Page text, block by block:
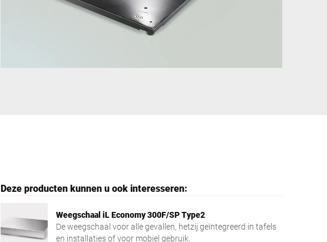
Spanje
Deze producten kunnen u ook interesseren:
Weegschaal iL Economy 300F/SP Type2
De weegschaal voor alle gevallen, hetzij geïntegreerd in tafels
en installaties of voor mobiel gebruik.